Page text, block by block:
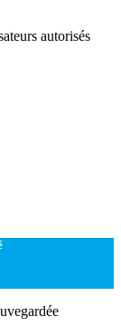
autorisés